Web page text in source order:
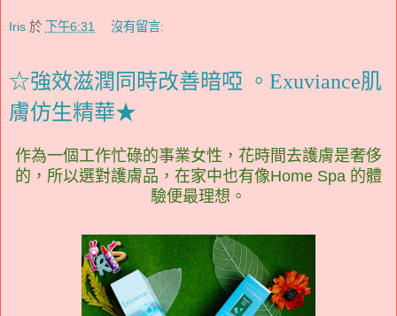
Iris 於 下午6:31 沒有留言:
☆強效滋潤同時改善暗啞 。Exuviance肌
膚仿生精華★
作為一個工作忙碌的事業女性，花時間去護膚是奢侈
的，所以選對護膚品，在家中也有像Home Spa 的體
驗便最理想。